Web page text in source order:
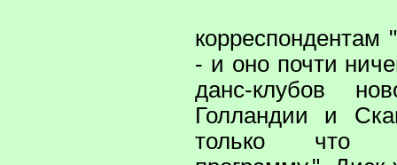
корреспондентам
- и оно почти
данс-клубов
Голландии и
только что